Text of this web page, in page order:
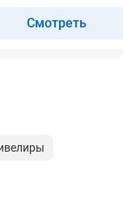
Смотреть